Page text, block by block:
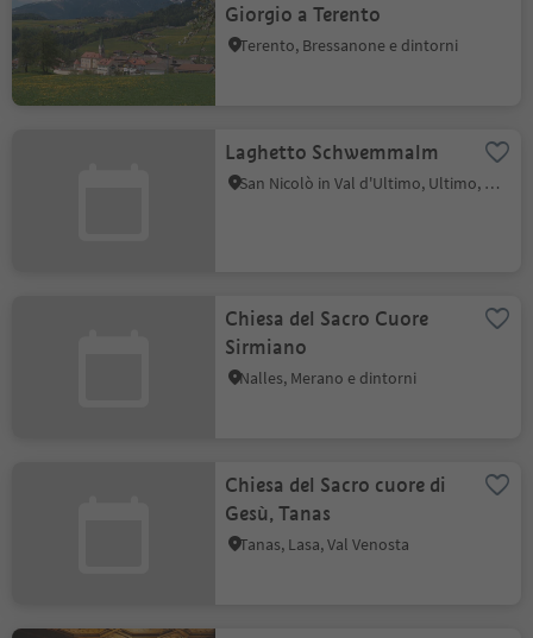
Giorgio a Terento
Terento, Bressanone e dintorni
Laghetto Schwemmalm
San Nicolò in Val d'Ultimo, Ultimo, Merano e dintorni
Chiesa del Sacro Cuore
Sirmiano
Nalles, Merano e dintorni
Chiesa del Sacro cuore di
Gesù, Tanas
Tanas, Lasa, Val Venosta